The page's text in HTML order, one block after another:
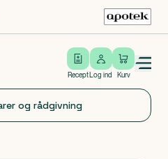
Recept
Log ind
Log ind Kurv
Open/close menu